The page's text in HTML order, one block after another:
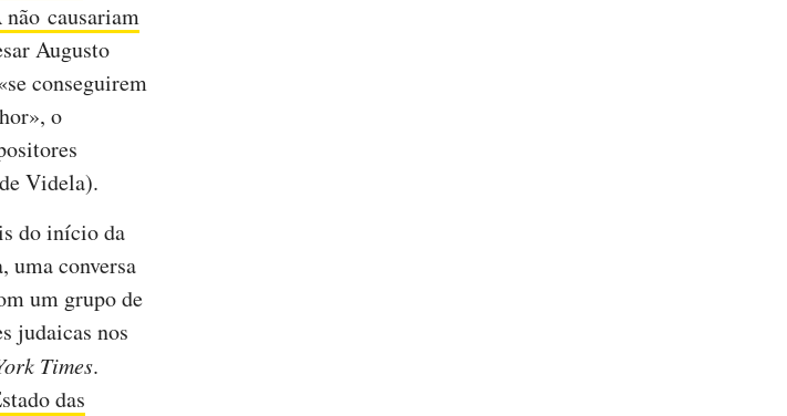
causariam
Augusto
conseguirem
o
Videla).
do início da
uma conversa
um grupo de
judaicas nos
Times.
das